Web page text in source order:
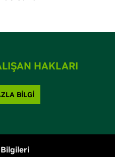
HAKLARI
BİLGİ